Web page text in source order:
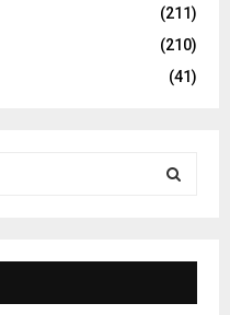
(211)
(210)
(41)
E
A